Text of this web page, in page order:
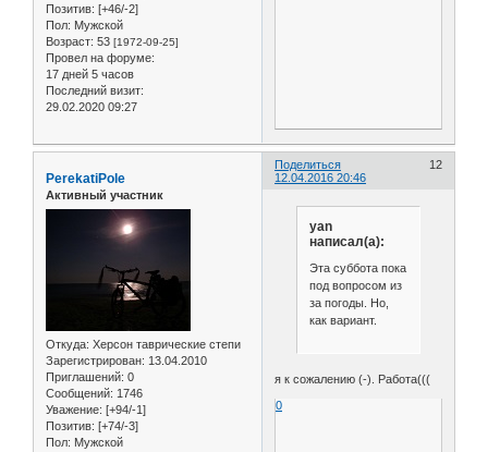
Позитив: [+46/-2]
Пол: Мужской
Возраст: 53 [1972-09-25]
Провел на форуме:
17 дней 5 часов
Последний визит:
29.02.2020 09:27
Поделиться
12
12.04.2016 20:46
PerekatiPole
Активный участник
Откуда: Херсон таврические степи
Зарегистрирован: 13.04.2010
Приглашений: 0
Сообщений: 1746
Уважение: [+94/-1]
Позитив: [+74/-3]
Пол: Мужской
yan
написал(а):
Эта суббота пока
под вопросом из
за погоды. Но,
как вариант.
я к сожалению (-). Работа(((
0